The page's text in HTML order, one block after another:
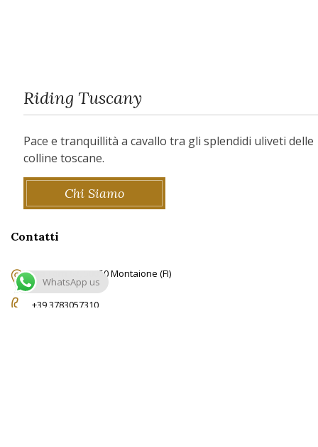
Riding Tuscany
Pace e tranquillità a cavallo tra gli splendidi uliveti delle
colline toscane.
Chi Siamo
Contatti
Via Torri 62, 50050 Montaione (FI)
+39 3783057310
WhatsApp us